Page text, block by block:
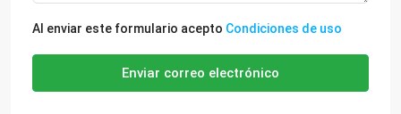
Al enviar este formulario acepto Condiciones de uso
Enviar correo electrónico